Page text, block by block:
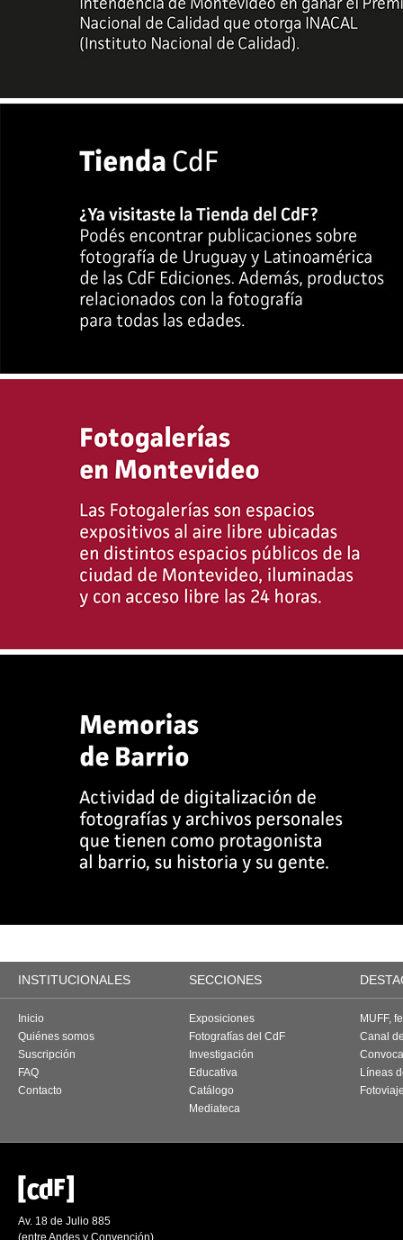
INSTITUCIONALES SECCIONES
Inicio
Quiénes somos
Suscripción
FAQ
Contacto
Exposiciones
Fotografías del CdF
Investigación
Educativa
Catálogo
Mediateca
MUFF,
Canal
Líneas
Av. 18 de Julio 885
(entre Andes y Convención)